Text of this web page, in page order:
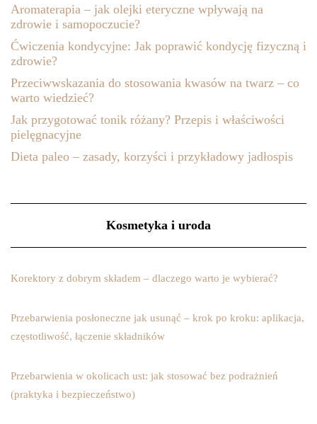
Aromaterapia – jak olejki eteryczne wpływają na
zdrowie i samopoczucie?
Ćwiczenia kondycyjne: Jak poprawić kondycję fizyczną i
zdrowie?
Przeciwwskazania do stosowania kwasów na twarz – co
warto wiedzieć?
Jak przygotować tonik różany? Przepis i właściwości
pielęgnacyjne
Dieta paleo – zasady, korzyści i przykładowy jadłospis
Kosmetyka i uroda
Korektory z dobrym składem – dlaczego warto je wybierać?
Przebarwienia posłoneczne jak usunąć – krok po kroku: aplikacja,
częstotliwość, łączenie składników
Przebarwienia w okolicach ust: jak stosować bez podrażnień
(praktyka i bezpieczeństwo)